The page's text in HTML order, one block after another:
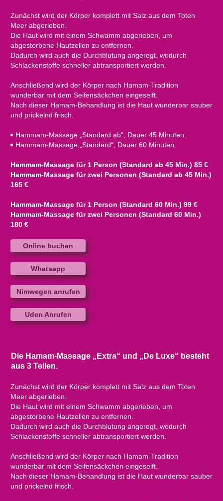
Zunächst wird der Körper komplett mit Salz aus dem Toten
Meer abgerieben.
Die Haut wird mit einem Schwamm abgerieben, um
abgestorbene Hautzellen zu entfernen.
Dadurch wird auch die Durchblutung angeregt, wodurch
Schlackenstoffe schneller abtransportiert werden.
Anschließend wird der Körper nach Hamam-Tradition
wunderbar mit dem Seifensäckchen eingeseift.
Nach dieser Hamam-Behandlung ist die Haut wunderbar sauber
und prickelnd frisch.
Hammam-Massage „Standard ab“, Dauer 45 Minuten.
Hammam-Massage „Standard“, Dauer 60 Minuten.
Hammam-Massage für 1 Person (Standard ab 45 Min.) 85 €
Hammam-Massage für zwei Personen (Standard ab 45 Min.)
165 €
Hammam-Massage für 1 Person (Standard 60 Min.) 99 €
Hammam-Massage für zwei Personen (Standard 60 Min.)
180 €
Online buchen
Whatsapp
Nimwegen anrufen
Uden Anrufen
Die Hamam-Massage „Extra“ und „De Luxe“ besteht
aus 3 Teilen.
Zunächst wird der Körper komplett mit Salz aus dem Toten
Meer abgerieben.
Die Haut wird mit einem Schwamm abgerieben, um
abgestorbene Hautzellen zu entfernen.
Dadurch wird auch die Durchblutung angeregt, wodurch
Schlackenstoffe schneller abtransportiert werden.
Anschließend wird der Körper nach Hamam-Tradition
wunderbar mit dem Seifensäckchen eingeseift.
Nach dieser Hamam-Behandlung ist die Haut wunderbar sauber
und prickelnd frisch.